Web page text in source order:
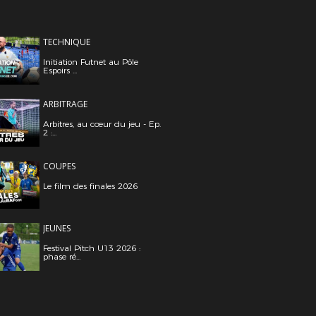
TECHNIQUE
Initiation Futnet au Pôle
Espoirs ...
ARBITRAGE
Arbitres, au cœur du jeu - Ep.
2 :...
COUPES
Le film des finales 2026
JEUNES
Festival Pitch U13 2026 :
phase ré...